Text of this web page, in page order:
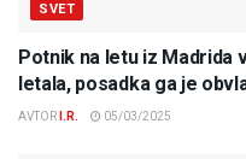
SVET
Potnik na letu iz Madrida
letala, posadka ga je
AVTOR I.R. 05/03/2025